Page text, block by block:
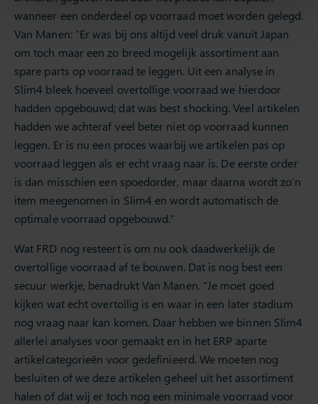
wanneer een onderdeel op voorraad moet worden gelegd.
Van Manen: “Er was bij ons altijd veel druk vanuit Japan
om toch maar een zo breed mogelijk assortiment aan
spare parts op voorraad te leggen. Uit een analyse in
Slim4 bleek hoeveel overtollige voorraad we hierdoor
hadden opgebouwd; dat was best shocking. Veel artikelen
hadden we achteraf veel beter niet op voorraad kunnen
leggen. Er is nu een proces waarbij we artikelen pas op
voorraad leggen als er echt vraag naar is. De eerste order
is dan misschien een spoedorder, maar daarna wordt zo’n
item meegenomen in Slim4 en wordt automatisch de
optimale voorraad opgebouwd.”
Wat FRD nog resteert is om nu ook daadwerkelijk de
overtollige voorraad af te bouwen. Dat is nog best een
secuur werkje, benadrukt Van Manen. “Je moet goed
kijken wat echt overtollig is en waar in een later stadium
nog vraag naar kan komen. Daar hebben we binnen Slim4
allerlei analyses voor gemaakt en in het ERP aparte
artikelcategorieën voor gedefinieerd. We moeten nog
besluiten of we deze artikelen geheel uit het assortiment
halen of dat wij er toch nog een minimale voorraad voor